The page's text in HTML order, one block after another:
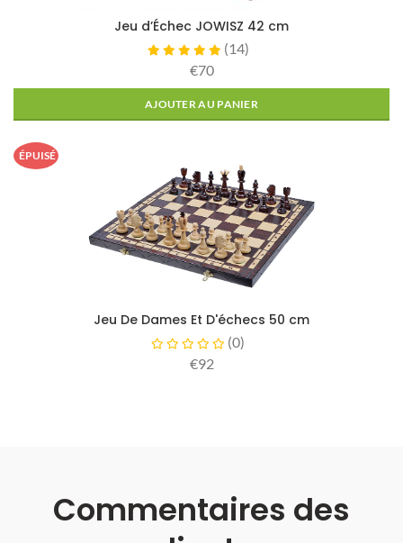
Jeu d’Échec JOWISZ 42 cm
(14)
€70
AJOUTER AU PANIER
ÉPUISÉ
Jeu De Dames Et D'échecs 50 cm
(0)
€92
Commentaires des